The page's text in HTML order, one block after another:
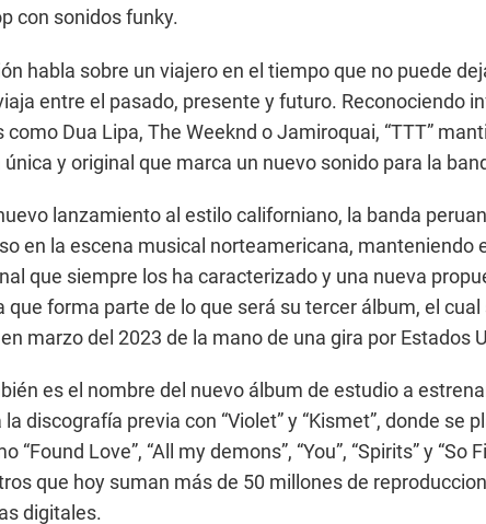
con sonidos funky.
habla sobre un viajero en el tiempo que no puede
entre el pasado, presente y futuro. Reconociendo
como Dua Lipa, The Weeknd o Jamiroquai, “TTT”
y original que marca un nuevo sonido para la
lanzamiento al estilo californiano, la banda
en la escena musical norteamericana, manteniendo
que siempre los ha caracterizado y una nueva
que forma parte de lo que será su tercer álbum, el cual
marzo del 2023 de la mano de una gira por Estados
es el nombre del nuevo álbum de estudio a
discografía previa con “Violet” y “Kismet”, donde se
“Found Love”, “All my demons”, “You”, “Spirits” y “So
que hoy suman más de 50 millones de
digitales.